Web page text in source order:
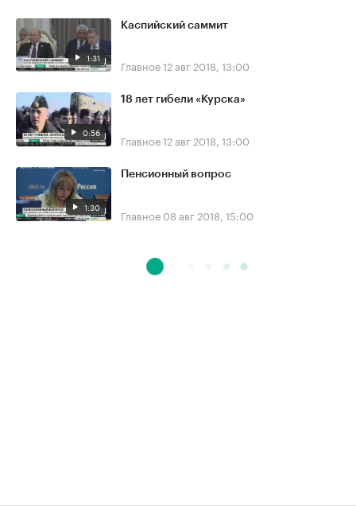
1:31
Каспийский саммит
Главное12 авг 2018, 13:00
0:56
18 лет гибели «Курска»
Главное12 авг 2018, 13:00
1:30
Пенсионный вопрос
Главное 08 авг 2018, 15:00